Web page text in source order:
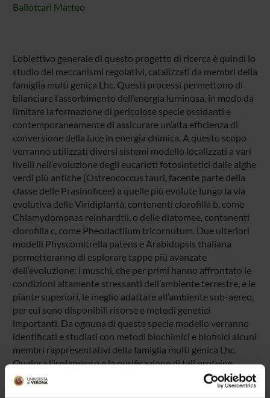
Ballottari Matteo
L’obiettivo generale di questo progetto di ricerca è quindi lo
studio dei meccanismi regolativi, catalizzati da membri della
famiglia multi genica Lhc. Questi processi permettono di
bilanciare l’assorbimento dell’energia luminosa, in modo da
limitare la formazione di pericolose specie ossidanti e
contemporaneamente di assicurare un’alta efficienza di
conversione della luce in energia chimica. A questo scopo
verranno utilizzati diversi sistemi modello localizzati a vari
livelli nell’evoluzione degli eucarioti fotosintetici dalle alghe
verdi più antiche (Ostreococcus tauri, facente parte della
classe delle Prasinoficee) a quelle più evolute lungo la via
evolutiva delle Viridiplanta, contenenti clorofilla b, come
Chlamydomonas reinhardtii, o delle diatomee, contenenti
clorofilla c, come Pheodactilum tricornutum. Due ulteriori
modelli Physcomitrella patens e Arabidopsis thaliana
permetteranno di esplorare tappe più avanzate
dell’evoluzione: i muschi, che per primi hanno affrontato le
condizioni altamente stressanti dell’ambiente terrestre, e le
piante superiori, le meglio adattate all’ambiente sub-aereo,
per cui sono disponibili risorse e metodi genetici
importanti. Da ognuna di queste specie modello verranno
identificati e studiati con metodi biochimici e biofisici alcuni
membri rappresentativi della famiglia multi genica Lhc.
Qualora l’isolamento e la purificazione di tali proteine
presenti dei problemi, tali complessi pigmento-proteina
potranno essere ottenuti tramite espressione in batteri di